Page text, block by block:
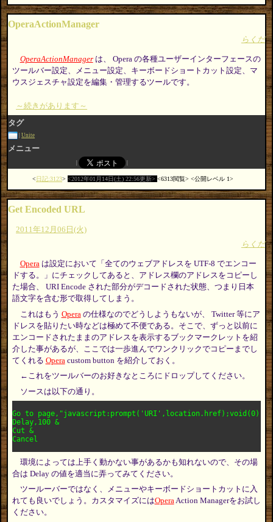
OperaActionManager
らくだ
OperaActionManagerは、 Opera の各種ユーザーインターフェースの
ツールバー設定、メニュー設定、キーボードショートカット設定、マ
ウスジェスチャ設定を編集・管理するツールです。
～続きがあります～
タグ
Unite
メニュー
日記:3123 2012年01月14日(土) 22:56更新 6313閲覧 公開レベル 1
Get Encoded URL
2011年12月06日(火)
らくだ
Operaは設定において「全てのウェブアドレスを UTF-8 でエンコー
ドする。」にチェックしてあると、アドレス欄のアドレスをコピーし
た場合、 URI Encode された部分がデコードされた状態、つまり日本
語文字を含む形で取得してしまう。
これはもう Opera の仕様なのでどうしようもないが、 Twitter 等にア
ドレスを貼りたい時などは極めて不便である。そこで、ずっと以前に
エンコードされたままのアドレスを表示するブックマークレットを紹
介した事があるが、ここでは一歩進んでワンクリックでコピーまでし
てくれる Opera custom button を紹介しておく。
←これをツールバーのお好きなところにドロップしてください。
ソースは以下の通り。
Go to
Delay,100 &
Cut &
環境によっては上手く動かない事があるかも知れないので、その場
合は Delay の値を適当に弄ってみてください。
ツールーバーではなく、メニューやキーボードショートカットに入
れても良いでしょう。カスタマイズにはOperaAction Managerをお試し
ください。